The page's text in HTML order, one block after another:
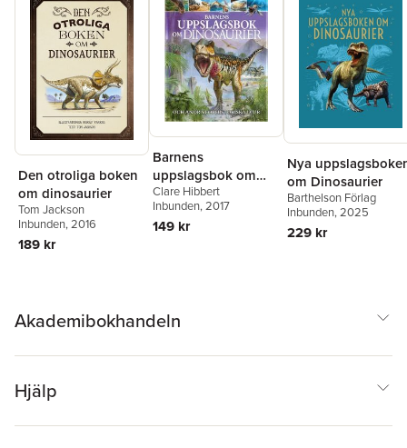
Den otroliga boken
om dinosaurier
Tom Jackson
Inbunden, 2016
189 kr
Barnens
uppslagsbok om
dinosaurier och
andra förhistoriska
djur
Clare Hibbert
Inbunden, 2017
149 kr
Nya
om Dinosaurier
Barthelson Förlag
Inbunden, 2025
229 kr
Akademibokhandeln
Hjälp